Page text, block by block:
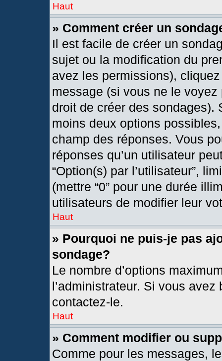
Haut
» Comment créer un
Il est facile de créer un
sujet ou la modification du
avez les permissions),
message (si vous ne le
droit de créer des sondages).
moins deux options
champ des réponses. Vous
réponses qu’un utilisateur
“Option(s) par l’utilisateur”,
(mettre “0” pour une durée
utilisateurs de modifier leur
Haut
» Pourquoi ne puis-je pas
sondage?
Le nombre d’options
l’administrateur. Si vous
contactez-le.
Haut
» Comment modifier ou
Comme pour les messages,